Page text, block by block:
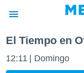
de
El Tiempo en
12:11 Domingo